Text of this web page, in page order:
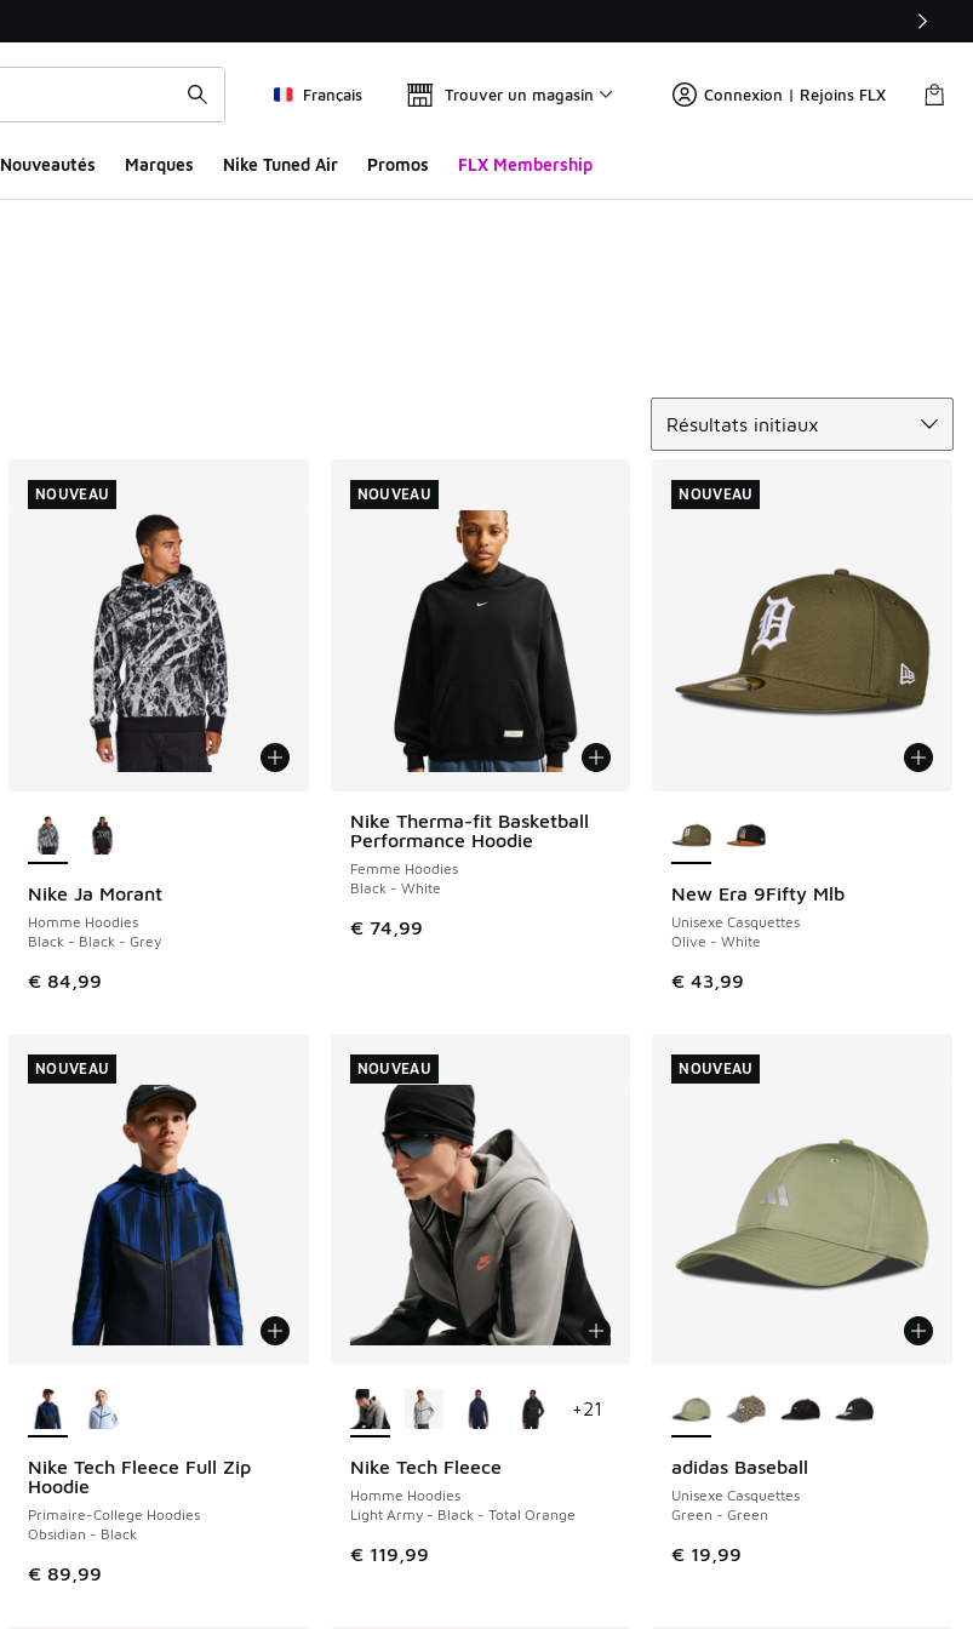
Français Trouver un magasin Connexion | Rejoins FLX
Nouveautés Marques Nike Tuned Air Promos FLX Membership
Résultats initiaux
Nike Ja Morant
Homme Hoodies
Black - Black - Grey
€ 84,99
NOUVEAU
NOUVEAU
Nike Therma-fit Basketball
Performance Hoodie
Femme Hoodies
Black - White
€ 74,99
NOUVEAU
NOUVEAU
New Era 9Fifty Mlb
Unisexe Casquettes
Olive - White
€ 43,99
NOUVEAU
NOUVEAU
Nike Tech Fleece Full Zip
Hoodie
Primaire-College Hoodies
Obsidian - Black
€ 89,99
NOUVEAU
NOUVEAU
Nike Tech Fleece
Homme Hoodies
Light Army - Black - Total Orange
€ 119,99
NOUVEAU
+21
NOUVEAU
adidas Baseball
Unisexe Casquettes
Green - Green
€ 19,99
NOUVEAU
NOUVEAU